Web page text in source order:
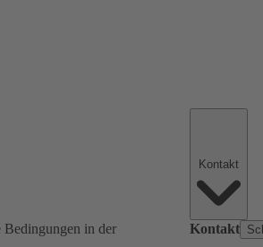
in der
Kontakt